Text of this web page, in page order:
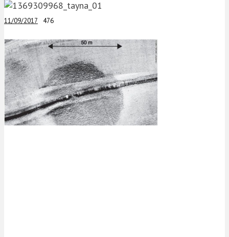
11/09/2017 476